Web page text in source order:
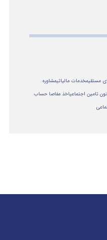
مستقیمخدمات مالیاتیمشاوره
تامین اجتماعیاخذ مفاصا حساب